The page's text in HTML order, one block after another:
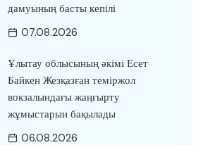
дамуының басты кепілі
07.08.2026
Ұлытау облысының әкімі Есет
Байкен Жезқазған теміржол
вокзалындағы жаңғырту
жұмыстарын бақылады
06.08.2026